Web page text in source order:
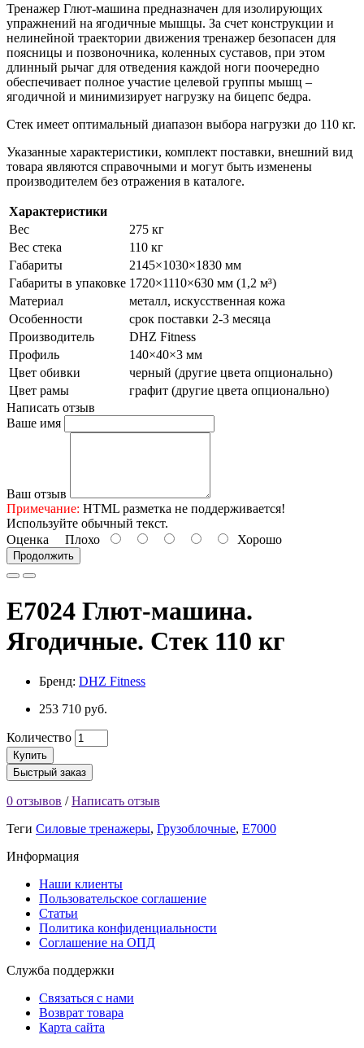
Тренажер Глют-машина предназначен для изолирующих
упражнений на ягодичные мышцы. За счет конструкции и
нелинейной траектории движения тренажер безопасен для
поясницы и позвоночника, коленных суставов, при этом
длинный рычаг для отведения каждой ноги поочередно
обеспечивает полное участие целевой группы мышц –
ягодичной и минимизирует нагрузку на бицепс бедра.
Стек имеет оптимальный диапазон выбора нагрузки до 110 кг.
Указанные характеристики, комплект поставки, внешний вид
товара являются справочными и могут быть изменены
производителем без отражения в каталоге.
Характеристики
Вес
275 кг
Вес стека
110 кг
Габариты
2145×1030×1830 мм
Габариты в упаковке 1720×1110×630 мм (1,2 м³)
Материал
металл, искусственная кожа
Особенности
срок поставки 2-3 месяца
Производитель
DHZ Fitness
Профиль
140×40×3 мм
Цвет обивки
черный (другие цвета опционально)
Цвет рамы
графит (другие цвета опционально)
Написать отзыв
Ваше имя
Ваш отзыв
Примечание: HTML разметка не поддерживается!
Используйте обычный текст.
Оценка Плохо Хорошо
Продолжить
E7024 Глют-машина.
Ягодичные. Стек 110 кг
Бренд: DHZ Fitness
253 710 руб.
Количество
Купить
Быстрый заказ
0 отзывов /Написать отзыв
Теги Силовые тренажеры, Грузоблочные, E7000
Информация
Наши клиенты
Пользовательское соглашение
Статьи
Политика конфиденциальности
Соглашение на ОПД
Служба поддержки
Связаться с нами
Возврат товара
Карта сайта